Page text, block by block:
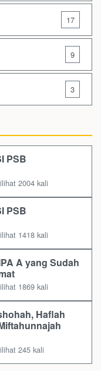
17
9
3
PSB
2004 kali
PSB
1418 kali
A yang Sudah
1869 kali
Haflah
245 kali